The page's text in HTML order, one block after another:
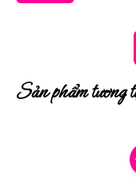
Sản phẩm tương